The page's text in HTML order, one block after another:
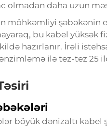
olmadan daha uzun
möhkəmliyi şəbəkənin
bu kabel yüksək
hazırlanır. İrəli
ilə tez-tez 25
böyük dənizaltı kabel